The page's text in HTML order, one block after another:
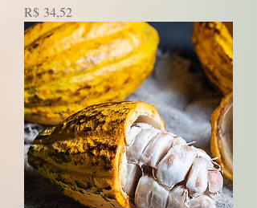
Preço
R$ 34,52